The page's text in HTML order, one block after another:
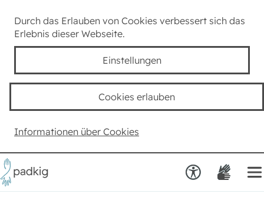
Durch das Erlauben von Cookies verbessert sich das
Erlebnis dieser Webseite.
Einstellungen
Informationen über Cookies
Cookies erlauben
Taube Kultur
Kids
Haben Sie einen Vorschlag?